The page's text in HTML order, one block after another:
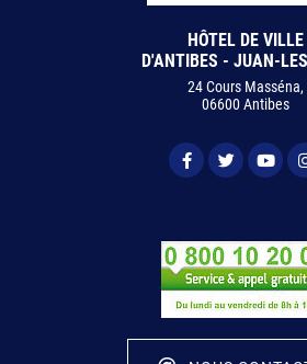
HÔTEL DE VILLE
D'ANTIBES - JUAN-
24 Cours Masséna,
06600 Antibes